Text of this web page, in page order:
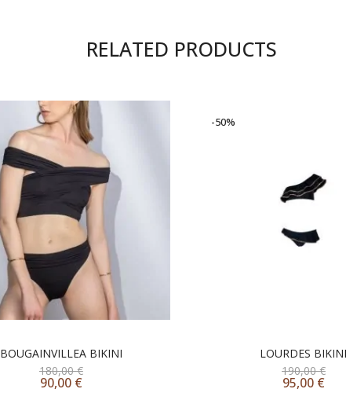
RELATED PRODUCTS
BOUGAINVILLEA BIKINI
180,00€
90,00 €
-50%
LOURDES BIKINI
190,00€
95,00 €